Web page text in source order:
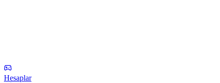
Hesaplar